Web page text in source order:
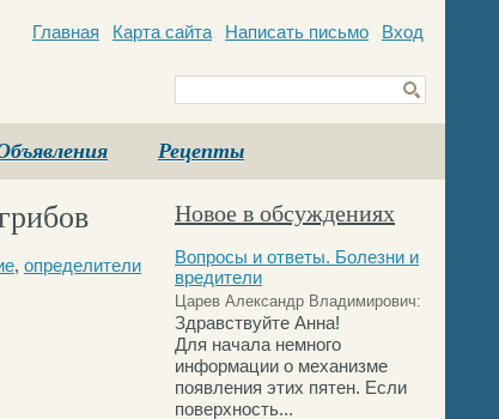
Главная Карта сайта Написать письмо Вход
Рецепты
, определители
Новое в обсуждениях
Вопросы и ответы. Болезни и
вредители
Царев Александр Владимирович:
Здравствуйте Анна!
Для начала немного
информации о механизме
появления этих пятен. Если
поверхность...